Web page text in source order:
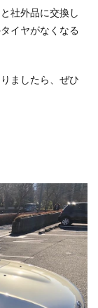
社外品に交換し
イヤがなくなる
ましたら、ぜひ